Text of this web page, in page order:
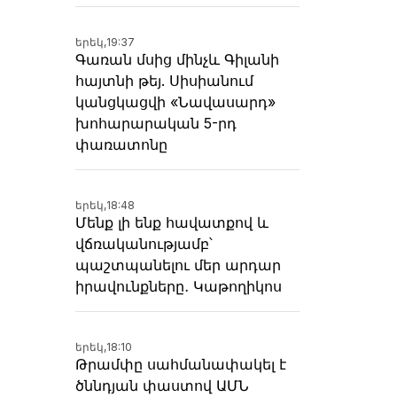
երեկ,19:37
Գառան մսից մինչև Գիլանի
հայտնի թեյ. Սիսիանում
կանցկացվի «Նավասարդ»
խոհարարական 5-րդ
փառատոնը
երեկ,18:48
Մենք լի ենք հավատքով և
վճռականությամբ՝
պաշտպանելու մեր արդար
իրավունքները․ Կաթողիկոս
երեկ,18:10
Թրամփը սահմանափակել է
ծննդյան փաստով ԱՄՆ